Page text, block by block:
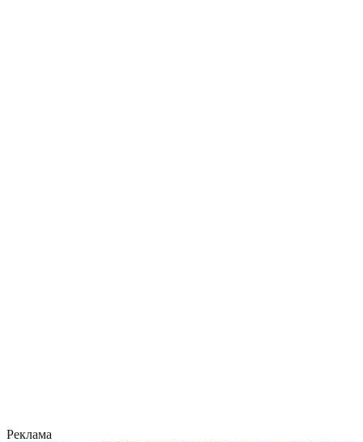
Реклама